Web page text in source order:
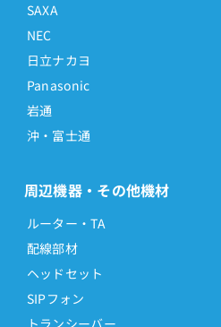
SAXA
NEC
日立ナカヨ
Panasonic
岩通
沖・富士通
周辺機器・その他機材
ルーター・TA
配線部材
ヘッドセット
SIPフォン